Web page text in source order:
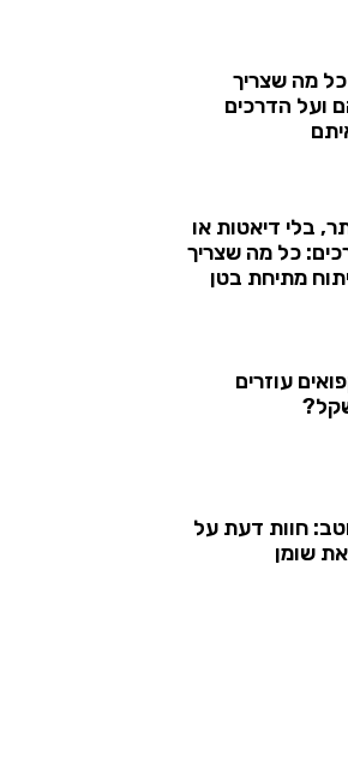
מה שצריך
ועל הדרכים
בלי דיאטות או
כל מה שצריך
מתיחת בטן
עוזרים
חוות דעת על
שומן